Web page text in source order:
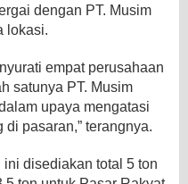
dengan PT. Musim
lokasi.
empat perusahaan
satunya PT. Musim
upaya mengatasi
di pasaran,” terangnya.
disediakan total 5 ton